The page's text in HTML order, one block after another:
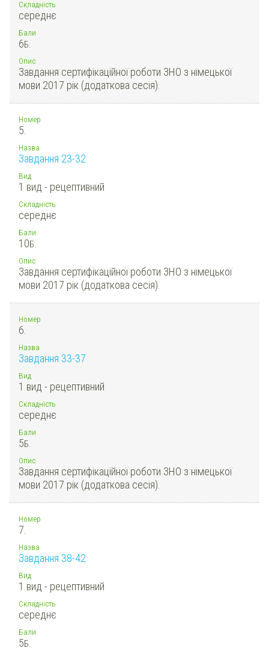
Складність
середнє
Бали
6Б.
Опис
Завдання сертифікаційної роботи ЗНО з німецької
мови 2017 рік (додаткова сесія).
Номер
5.
Назва
Завдання 23-32
Вид
1 вид - рецептивний
Складність
середнє
Бали
10Б.
Опис
Завдання сертифікаційної роботи ЗНО з німецької
мови 2017 рік (додаткова сесія).
Номер
6.
Назва
Завдання 33-37
Вид
1 вид - рецептивний
Складність
середнє
Бали
5Б.
Опис
Завдання сертифікаційної роботи ЗНО з німецької
мови 2017 рік (додаткова сесія).
Номер
7.
Назва
Завдання 38-42
Вид
1 вид - рецептивний
Складність
середнє
Бали
5Б.